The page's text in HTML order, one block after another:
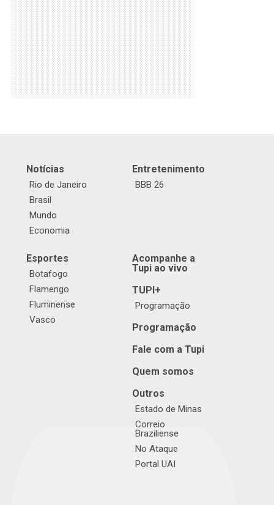
Notícias
Rio de Janeiro
Brasil
Mundo
Economia
Entretenimento
BBB 26
Esportes
Botafogo
Flamengo
Fluminense
Vasco
Acompanhe a
Tupi ao vivo
TUPI+
Programação
Programação
Fale com a Tupi
Quem somos
Outros
Estado de Minas
Correio
Braziliense
No Ataque
Portal UAI